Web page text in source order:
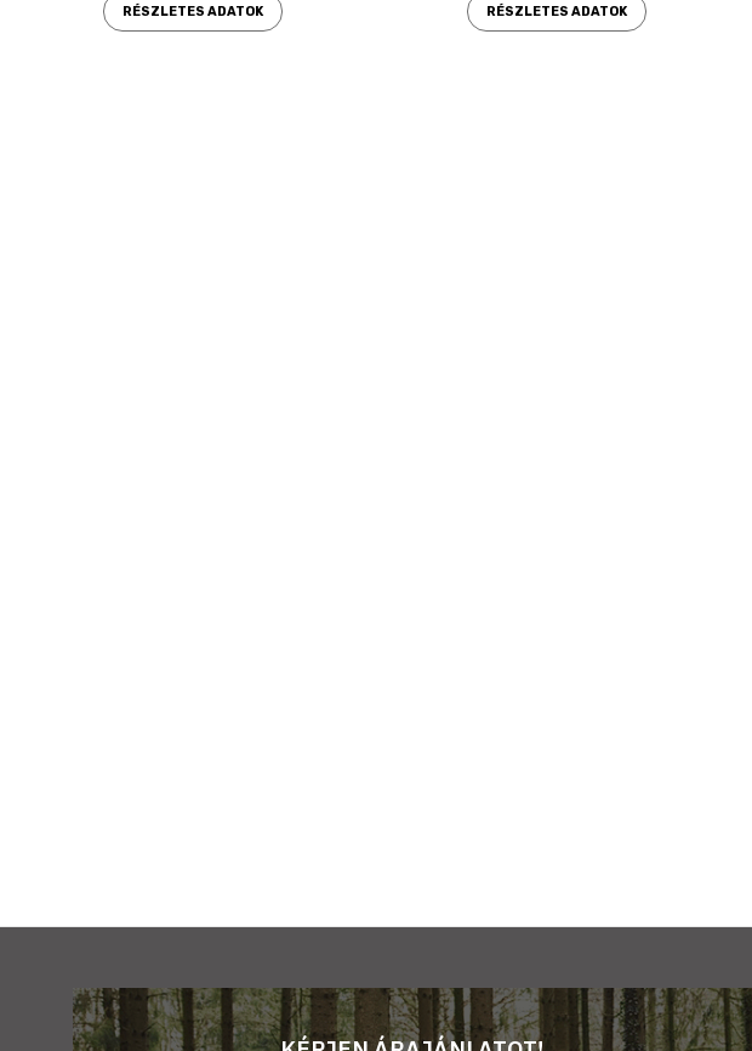
RÉSZLETES ADATOK RÉSZLETES ADATOK
ad